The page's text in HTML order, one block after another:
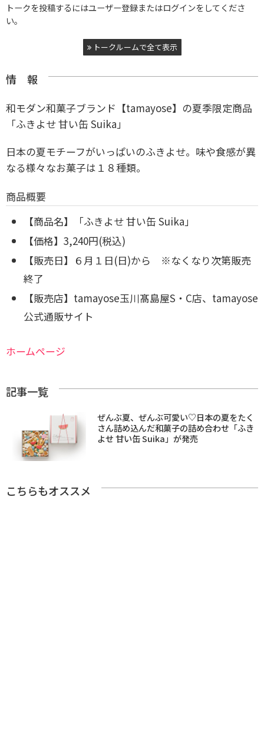
トークを投稿するにはユーザー登録またはログインをしてくださ
い。
トークルームで全て表示
情 報
和モダン和菓子ブランド【tamayose】の夏季限定商品
「ふきよせ 甘い缶 Suika」
日本の夏モチーフがいっぱいのふきよせ。 味や食感が異
なる様々なお菓子は１８種類。
商品概要
【商品名】「ふきよせ 甘い缶 Suika」
【価格】3,240円(税込)
【販売日】６月１日(日)から ※なくなり次第販売
終了
【販売店】tamayose玉川髙島屋S・C店、tamayose
公式通販サイト
ホームページ
記事一覧
ぜんぶ夏、ぜんぶ可愛い♡日本の夏をたく
さん詰め込んだ和菓子の詰め合わせ「ふき
よせ 甘い缶 Suika」が発売
こちらもオススメ